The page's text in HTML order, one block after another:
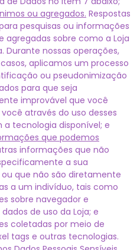
ou agregados. Respostas
pesquisas ou informações
agregadas sobre como a Loja
Durante nossas operações,
aplicamos um processo
ou pseudonimização
para que seja
improvável que você
através do uso desses
a tecnologia disponível; e
que podemos
informações que não
a sua
que não são diretamente
a um indivíduo, tais como
sobre navegador e
de uso da Loja; e
coletadas por meio de
tags e outras tecnologias.